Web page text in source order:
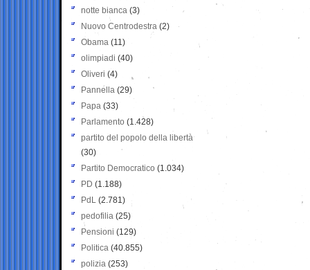
notte bianca (3)
Nuovo Centrodestra (2)
Obama (11)
olimpiadi (40)
Oliveri (4)
Pannella (29)
Papa (33)
Parlamento (1.428)
partito del popolo della libertà
(30)
Partito Democratico (1.034)
PD (1.188)
PdL (2.781)
pedofilia (25)
Pensioni (129)
Politica (40.855)
polizia (253)